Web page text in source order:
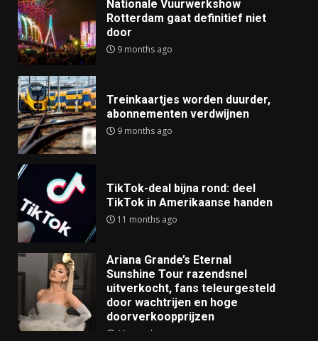
Nationale Vuurwerkshow
Rotterdam gaat definitief niet
door
9 months ago
Treinkaartjes worden duurder,
abonnementen verdwijnen
9 months ago
TikTok-deal bijna rond: deel
TikTok in Amerikaanse handen
11 months ago
Ariana Grande’s Eternal
Sunshine Tour razendsnel
uitverkocht, fans teleurgesteld
door wachtrijen en hoge
doorverkoopprijzen
11 months ago